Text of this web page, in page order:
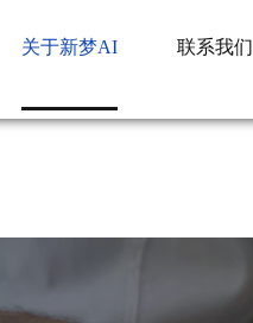
关于新梦AI 联系我们